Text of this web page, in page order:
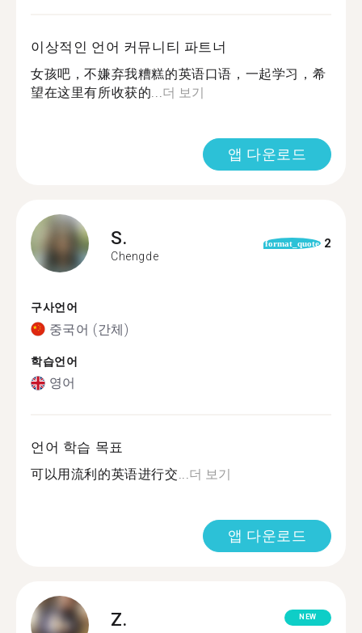
이상적인 언어 커뮤니티 파트너
女孩吧，不嫌弃我糟糕的英语口语，一起学习，希
望在这里有所收获的...더 보기
앱 다운로드
S.
Chengde
format_quote 2
구사언어
중국어 (간체)
학습언어
영어
언어 학습 목표
可以用流利的英语进行交...더 보기
앱 다운로드
Z. NEW